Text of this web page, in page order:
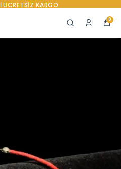
YENI SEZON ÜRÜNLER
0